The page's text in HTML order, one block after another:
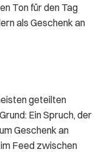
Ton für den Tag
als Geschenk an
geteilten
Ein Spruch, der
Geschenk an
Feed zwischen